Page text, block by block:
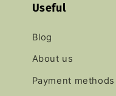
Useful
Blog
About us
Payment methods